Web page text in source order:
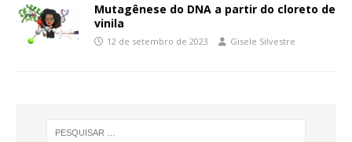
Mutagênese do DNA a partir do cloreto de
vinila
12 de setembro de 2023 Gisele Silvestre